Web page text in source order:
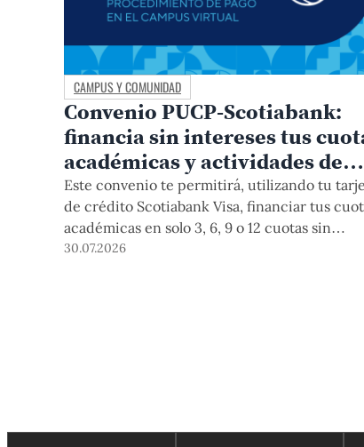
CAMPUS Y COMUNIDAD
Convenio PUCP-Scotiabank:
financia sin intereses tus
académicas y actividades de
educación continua
Este convenio te permitirá, utilizando tu
de crédito Scotiabank Visa, financiar tus
académicas en solo 3, 6, 9 o 12 cuotas sin
intereses. Este beneficio está vigente hasta el
30.07.2026